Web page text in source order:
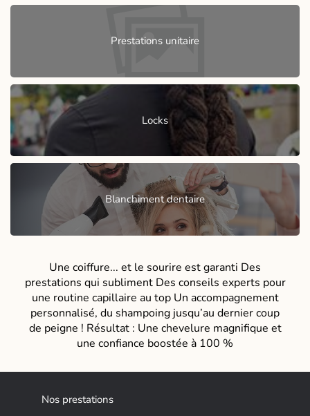
Prestations unitaire
Locks
Blanchiment dentaire
Une coiffure... et le sourire est garanti Des
prestations qui subliment Des conseils experts pour
une routine capillaire au top Un accompagnement
personnalisé, du shampoing jusqu’au dernier coup
de peigne ! Résultat : Une chevelure magnifique et
une confiance boostée à 100 %
Nos prestations